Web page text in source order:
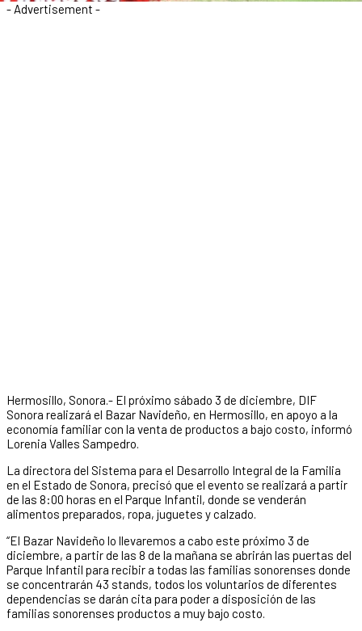
- Advertisement -
Hermosillo, Sonora.- El próximo sábado 3 de diciembre, DIF
Sonora realizará el Bazar Navideño, en Hermosillo, en apoyo a la
economía familiar con la venta de productos a bajo costo, informó
Lorenia Valles Sampedro.
La directora del Sistema para el Desarrollo Integral de la Familia
en el Estado de Sonora, precisó que el evento se realizará a partir
de las 8:00 horas en el Parque Infantil, donde se venderán
alimentos preparados, ropa, juguetes y calzado.
“El Bazar Navideño lo llevaremos a cabo este próximo 3 de
diciembre, a partir de las 8 de la mañana se abrirán las puertas del
Parque Infantil para recibir a todas las familias sonorenses donde
se concentrarán 43 stands, todos los voluntarios de diferentes
dependencias se darán cita para poder a disposición de las
familias sonorenses productos a muy bajo costo.